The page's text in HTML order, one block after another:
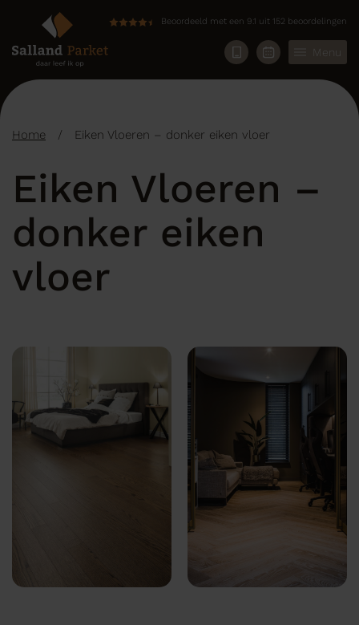
Beoordeeld met een 9.1 uit 152 beoordelingen
Menu
Home / Eiken Vloeren – donker eiken vloer
Eiken Vloeren –
donker eiken
vloer